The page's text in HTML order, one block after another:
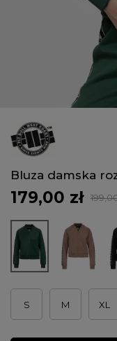
Bluza damska
179,00 zł
S M XL